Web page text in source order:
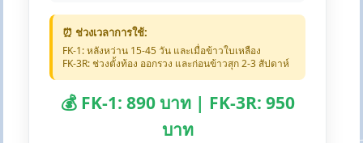
⏰ ช่วงเวลาการใช้:
FK-1: หลังหว่าน 15-45 วัน และเมื่อข้าวใบเหลือง
FK-3R: ช่วงตั้งท้อง ออกรวง และก่อนข้าวสุก 2-3 สัปดาห์
💰 FK-1: 890 บาท | FK-3R: 950
บาท